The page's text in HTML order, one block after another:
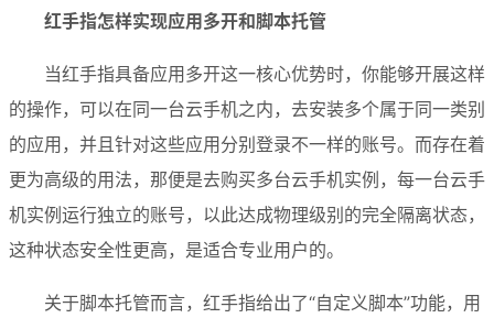
红手指怎样实现应用多开和脚本托管
当红手指具备应用多开这一核心优势时，你能够开展这样
的操作，可以在同一台云手机之内，去安装多个属于同一类别
的应用，并且针对这些应用分别登录不一样的账号。而存在着
更为高级的用法，那便是去购买多台云手机实例，每一台云手
机实例运行独立的账号，以此达成物理级别的完全隔离状态，
这种状态安全性更高，是适合专业用户的。
关于脚本托管而言，红手指给出了“自定义脚本”功能，用